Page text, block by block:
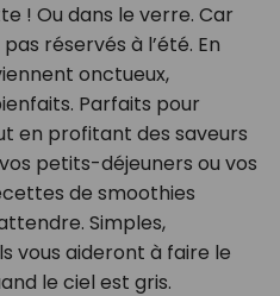
! Ou dans le verre. Car
réservés à l’été. En
onctueux,
Parfaits pour
en profitant des saveurs
petits-déjeuners ou vos
de smoothies
Simples,
vous aideront à faire le
le ciel est gris.